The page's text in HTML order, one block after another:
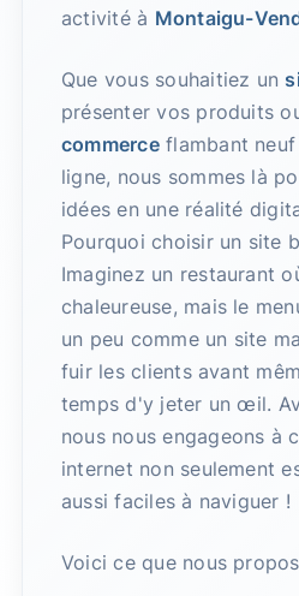
activité à Montaigu-
Que vous souhaitiez un
présenter vos produits
commerceflambant neuf
ligne, nous sommes là
idées en une réalité
Pourquoi choisir un site
Imaginez un restaurant
chaleureuse, mais le
un peu comme un site
fuir les clients avant
temps d'y jeter un œil.
nous nous engageons à
internet non seulement
aussi faciles à naviguer !
Voici ce que nous